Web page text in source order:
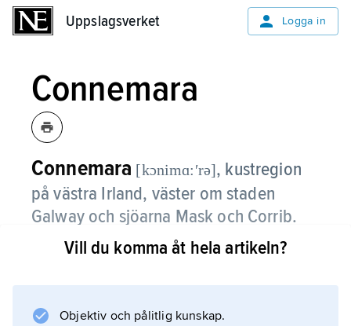
Uppslagsverket Logga in
Connemara
Connemara [kɔnimɑ:ʹrə], kustregion
på västra Irland, väster om staden
Galway och sjöarna Mask och Corrib.
Landskapet är bergigt med många torvmossar
Maumturks och Twelve Bens med flera toppar
Vill du komma åt hela artikeln?
Objektiv och pålitlig kunskap.